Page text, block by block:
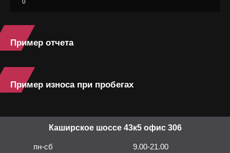
Пример отчета
Пример износа при пробегах
Каширское шоссе 43к5 офис 306
пн-сб
9.00-21.00